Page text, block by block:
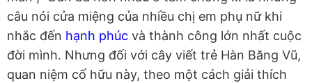
câu nói cửa miệng của nhiều chị em phụ nữ khi
nhắc đến hạnh phúc và thành công lớn nhất cuộc
đời mình. Nhưng đối với cây viết trẻ Hàn Băng Vũ,
quan niệm cố hữu này, theo một cách giải thích